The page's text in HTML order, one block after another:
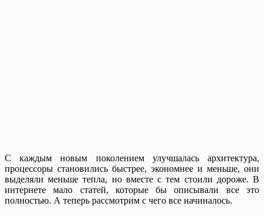
С каждым новым поколением улучшалась архитектура,
процессоры становились быстрее, экономнее и меньше, они
выделяли меньше тепла, но вместе с тем стоили дороже. В
интернете мало статей, которые бы описывали все это
полностью. А теперь рассмотрим с чего все начиналось.